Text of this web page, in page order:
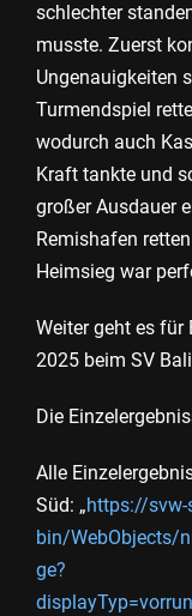
schlechter
musste. Zuerst
Ungenauigkeiten
Turmendspiel
wodurch auch
Kraft tankte und
großer Ausdauer
Remishafen
Heimsieg war
Weiter geht es für
2025 beim SV
Die
Alle
Süd: „https://
bin/WebObjects/
ge?